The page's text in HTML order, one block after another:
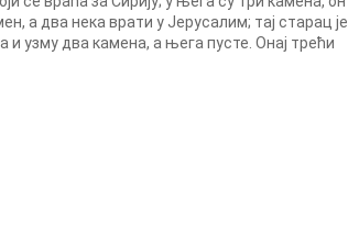
а два нека врати у Јерусалим; тај старац је
узму два камена, а њега пусте. Онај трећи